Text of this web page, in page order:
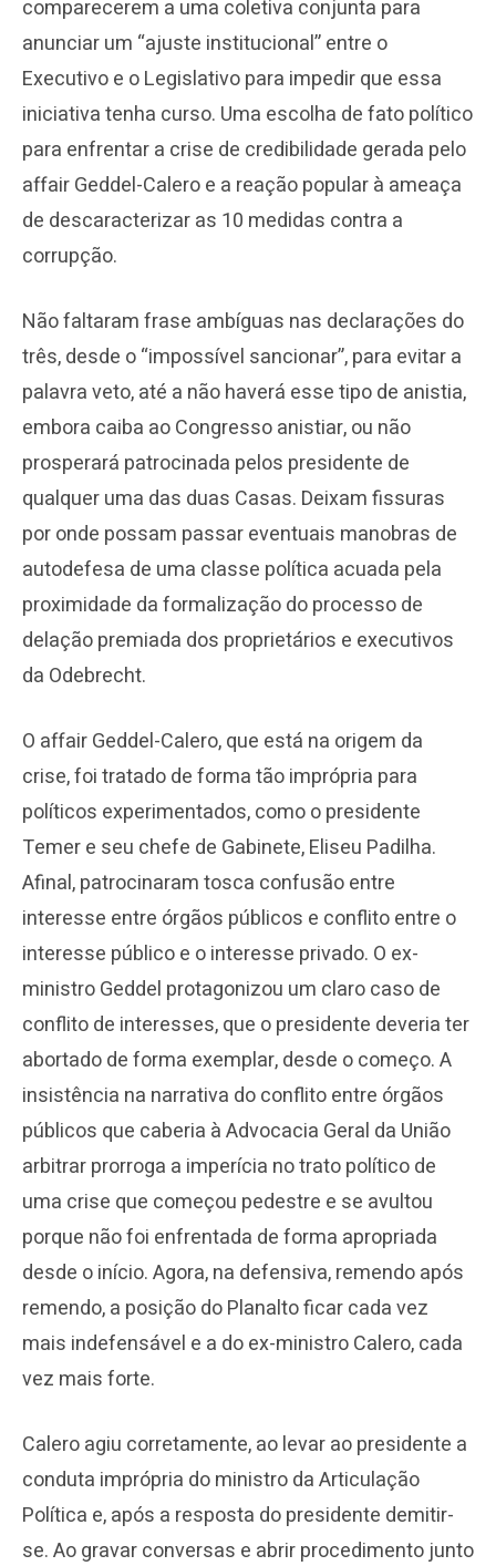
comparecerem a uma coletiva conjunta para
anunciar um “ajuste institucional” entre o
Executivo e o Legislativo para impedir que essa
iniciativa tenha curso. Uma escolha de fato político
para enfrentar a crise de credibilidade gerada pelo
affair Geddel-Calero e a reação popular à ameaça
de descaracterizar as 10 medidas contra a
corrupção.
Não faltaram frase ambíguas nas declarações do
três, desde o “impossível sancionar”, para evitar a
palavra veto, até a não haverá esse tipo de anistia,
embora caiba ao Congresso anistiar, ou não
prosperará patrocinada pelos presidente de
qualquer uma das duas Casas. Deixam fissuras
por onde possam passar eventuais manobras de
autodefesa de uma classe política acuada pela
proximidade da formalização do processo de
delação premiada dos proprietários e executivos
da Odebrecht.
O affair Geddel-Calero, que está na origem da
crise, foi tratado de forma tão imprópria para
políticos experimentados, como o presidente
Temer e seu chefe de Gabinete, Eliseu Padilha.
Afinal, patrocinaram tosca confusão entre
interesse entre órgãos públicos e conflito entre o
interesse público e o interesse privado. O ex-
ministro Geddel protagonizou um claro caso de
conflito de interesses, que o presidente deveria ter
abortado de forma exemplar, desde o começo. A
insistência na narrativa do conflito entre órgãos
públicos que caberia à Advocacia Geral da União
arbitrar prorroga a imperícia no trato político de
uma crise que começou pedestre e se avultou
porque não foi enfrentada de forma apropriada
desde o início. Agora, na defensiva, remendo após
remendo, a posição do Planalto ficar cada vez
mais indefensável e a do ex-ministro Calero, cada
vez mais forte.
Calero agiu corretamente, ao levar ao presidente a
conduta imprópria do ministro da Articulação
Política e, após a resposta do presidente demitir-
se. Ao gravar conversas e abrir procedimento junto